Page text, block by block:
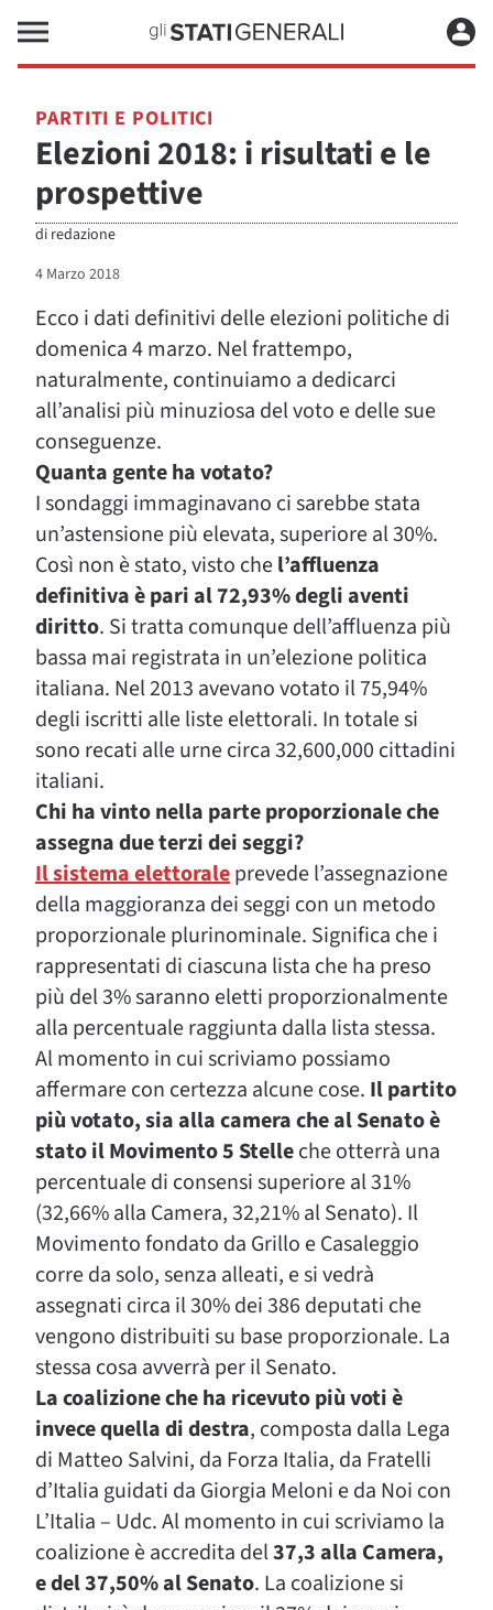
PARTITI E POLITICI
Elezioni 2018: i risultati e le
prospettive
di redazione
4 Marzo 2018
Ecco i dati definitivi delle elezioni politiche di
domenica 4 marzo. Nel frattempo,
naturalmente, continuiamo a dedicarci
all’analisi più minuziosa del voto e delle sue
conseguenze.
Quanta gente ha votato?
I sondaggi immaginavano ci sarebbe stata
un’astensione più elevata, superiore al 30%.
Così non è stato, visto chel’affluenza
definitiva è pari al 72,93% degli aventi
diritto. Si tratta comunque dell’affluenza più
bassa mai registrata in un’elezione politica
italiana. Nel 2013 avevano votato il 75,94%
degli iscritti alle liste elettorali. In totale si
sono recati alle urne circa 32,600,000 cittadini
italiani.
Chi ha vinto nella parte proporzionale che
assegna due terzi dei seggi?
Il sistema elettoraleprevede l’assegnazione
della maggioranza dei seggi con un metodo
proporzionale plurinominale. Significa che i
rappresentati di ciascuna lista che ha preso
più del 3% saranno eletti proporzionalmente
alla percentuale raggiunta dalla lista stessa.
Al momento in cui scriviamo possiamo
affermare con certezza alcune cose. Il partito
più votato, sia alla camera che al Senato è
stato il Movimento 5 Stelleche otterrà una
percentuale di consensi superiore al 31%
(32,66% alla Camera, 32,21% al Senato). Il
Movimento fondato da Grillo e Casaleggio
corre da solo, senza alleati, e si vedrà
assegnati circa il 30% dei 386 deputati che
vengono distribuiti su base proporzionale. La
stessa cosa avverrà per il Senato.
La coalizione che ha ricevuto più voti è
invece quella di destra, composta dalla Lega
di Matteo Salvini, da Forza Italia, da Fratelli
d’Italia guidati da Giorgia Meloni e da Noi con
L’Italia – Udc. Al momento in cui scriviamo la
coalizione è accredita del37,3 alla Camera,
e del 37,50% al Senato. La coalizione si